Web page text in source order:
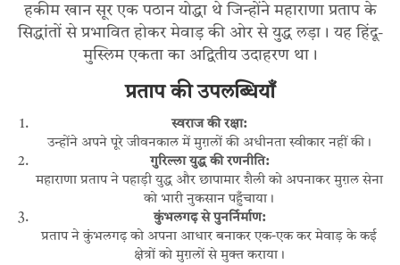
हकीम खान सूर एक पठान योद्धा थे जिन्होंने महाराणा प्रताप के
सिद्धांतों से प्रभावित होकर मेवाड़ की ओर से युद्ध लड़ा। यह हिंदू-
मुस्लिम एकता का अद्वितीय उदाहरण था।
प्रताप की उपलब्धियाँ
स्वराज की रक्षा:
उन्होंने अपने पूरे जीवनकाल में मुग़लों की अधीनता स्वीकार नहीं की।
गुरिल्ला युद्ध की रणनीति:
महाराणा प्रताप ने पहाड़ी युद्ध और छापामार शैली को अपनाकर मुग़ल सेना
को भारी नुकसान पहुँचाया।
कुंभलगढ़ से पुनर्निर्माण:
प्रताप ने कुंभलगढ़ को अपना आधार बनाकर एक-एक कर मेवाड़ के कई
क्षेत्रों को मुग़लों से मुक्त कराया।